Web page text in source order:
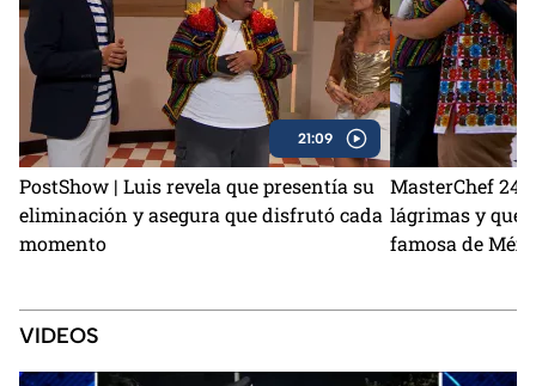
21:09
PostShow | Luis revela que presentía su
eliminación y asegura que disfrutó cada
momento
MasterChef 24/
lágrimas y
famosa de
VIDEOS